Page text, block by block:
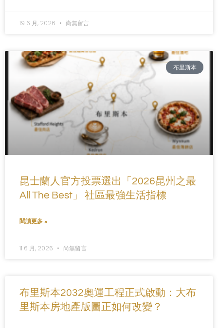
19 6 月, 2026 尚無留言
布里斯本
昆士蘭人官方投票選出「2026昆州之最
All The Best」 社區最強生活指標
閱讀更多 »
11 6 月, 2026 尚無留言
布里斯本2032奧運工程正式啟動：大布
里斯本房地產版圖正如何改變？